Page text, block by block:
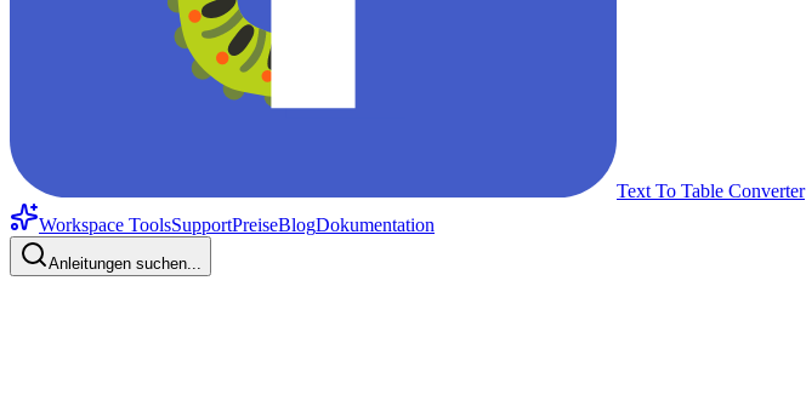
Text To Table Converter
Workspace ToolsSupportPreiseBlogDokumentation
Anleitungen suchen...